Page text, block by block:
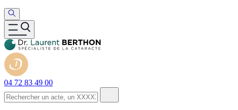
04 72 83 49 00